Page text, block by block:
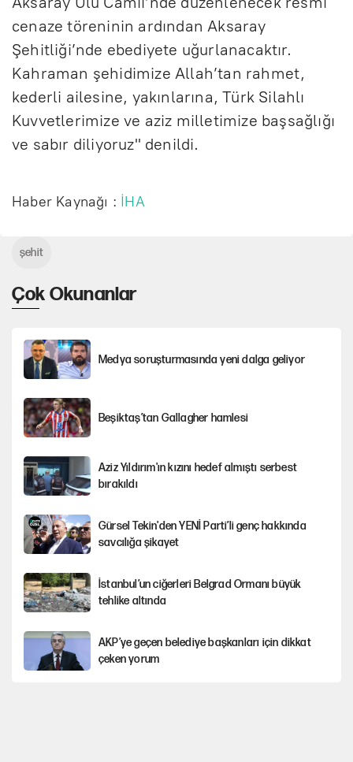
cenaze töreninin ardından Aksaray
Şehitliği’nde ebediyete uğurlanacaktır.
Kahraman şehidimize Allah’tan rahmet,
kederli ailesine, yakınlarına, Türk Silahlı
Kuvvetlerimize ve aziz milletimize başsağlığı
ve sabır diliyoruz" denildi.
Haber Kaynağı : İHA
Çok Okunanlar
Medya soruşturmasında yeni dalga geliyor
Beşiktaş’tan Gallagher hamlesi
Aziz Yıldırım'ın kızını hedef almıştı serbest
bırakıldı
Gürsel Tekin'den YENİ Parti’li genç hakkında
savcılığa şikayet
İstanbul’un ciğerleri Belgrad Ormanı büyük
tehlike altında
AKP’ye geçen belediye başkanları için dikkat
çeken yorum
şehit